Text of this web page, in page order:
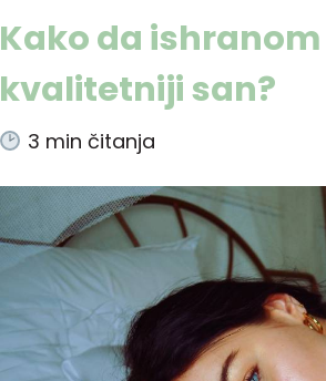
Kako da
kvalitetniji san?
3 min čitanja